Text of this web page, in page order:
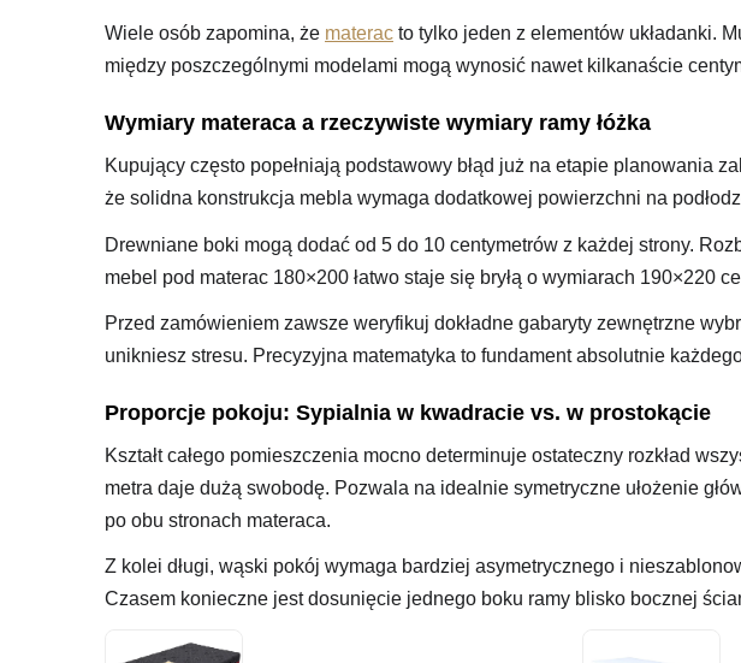
Wiele osób zapomina, że materac to tylko jeden z elementów układanki.
między poszczególnymi modelami mogą wynosić nawet kilkanaście
Wymiary materaca a rzeczywiste wymiary ramy łóżka
Kupujący często popełniają podstawowy błąd już na etapie planowania
że solidna konstrukcja mebla wymaga dodatkowej powierzchni na
Drewniane boki mogą dodać od 5 do 10 centymetrów z każdej strony.
mebel pod materac 180×200 łatwo staje się bryłą o wymiarach 190×220
Przed zamówieniem zawsze weryfikuj dokładne gabaryty zewnętrzne
unikniesz stresu. Precyzyjna matematyka to fundament absolutnie
Proporcje pokoju: Sypialnia w kwadracie vs. w prostokącie
Kształt całego pomieszczenia mocno determinuje ostateczny rozkład
metra daje dużą swobodę. Pozwala na idealnie symetryczne ułożenie
po obu stronach materaca.
Z kolei długi, wąski pokój wymaga bardziej asymetrycznego i
Czasem konieczne jest dosunięcie jednego boku ramy blisko bocznej